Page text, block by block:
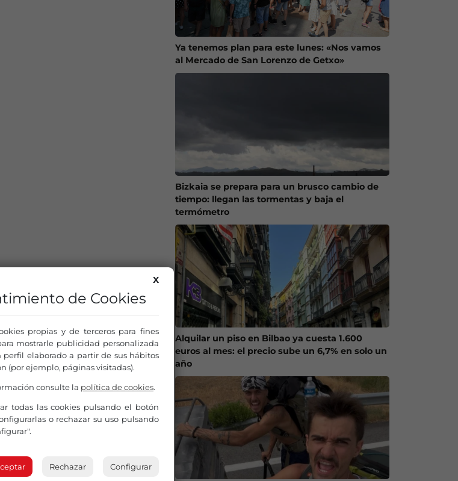
Ya tenemos plan para este lunes: «Nos vamos
al Mercado de San Lorenzo de Getxo»
Bizkaia se prepara para un brusco cambio de
tiempo: llegan las tormentas y baja el
termómetro
Alquilar un piso en Bilbao ya cuesta 1.600
euros al mes: el precio sube un 6,7% en solo un
año
X
de Cookies
propias y de terceros para fines
mostrarle publicidad personalizada
perfil elaborado a partir de sus hábitos
(por ejemplo, páginas visitadas).
consulte la política de cookies.
todas las cookies pulsando el botón
o rechazar su uso pulsando
Rechazar Configurar